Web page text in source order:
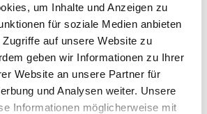
um Inhalte und Anzeigen zu
für soziale Medien anbieten
auf unsere Website zu
geben wir Informationen zu Ihrer
Website an unsere Partner für
und Analysen weiter. Unsere
Informationen möglicherweise mit
und sind zur Einhaltung der
verpflichtet.
wurden sorgfältig ausgewählt
Umfang und für den benötigten
Ihren Daten, der für die Erbringung der
ist.